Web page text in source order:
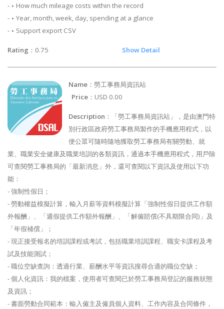
- ‣ How much mileage costs within the record
- ‣ Year, month, week, day, spending at a glance
- ‣ Support export CSV
Rating ：0.75 Show Detail
Name ：勞工事務局資訊站
Price ：USD 0.00
Description ：「勞工事務局資訊站」，是由澳門特
別行政區政府勞工事務局製作的手機應用程式，以
便公眾可隨時隨地獲取勞工事務局有關勞動、就
業、職業安全健康及職業培訓的各類資訊，通過本手機應用程式，用戶除
可查閱勞工事務局的「最新消息」外，還可查閱以下資訊及使用以下功
能：
- 強制性假日；
- 勞動權益模擬計算，輸入月薪等資料模擬計算「強制性假日提供工作額
外報酬」、「週假提供工作額外報酬」、「解僱賠償(不具期限合同)」及
「年假補償」；
- 現正接受報名的培訓課程或考試，包括職業培訓課程、職安卡課程及考
試及技能測試；
- 職位空缺查詢：透過行業、薪酬水平等資訊搜尋合適的職位空缺；
- 個人化資訊：我的檔案，使用者可查閱已於勞工事務局登記的服務狀態
及資訊；
- 書面勞動合同範本：輸入僱主及僱員個人資料、工作內容及合同條件，